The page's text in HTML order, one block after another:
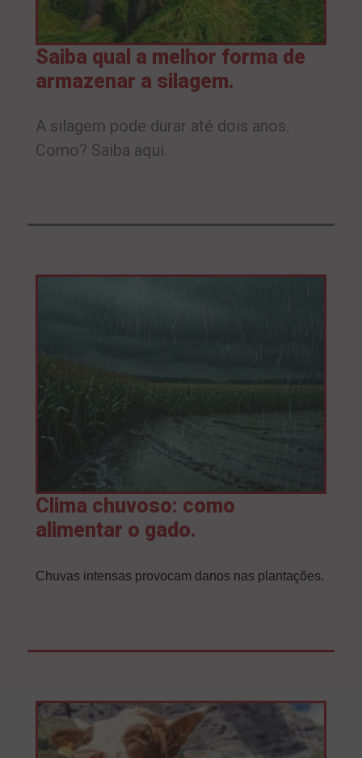
Saiba qual a melhor forma de
armazenar a silagem.
A silagem pode durar até dois anos.
Como? Saiba aqui.
Clima chuvoso: como
alimentar o gado.
Chuvas intensas provocam danos nas plantações.